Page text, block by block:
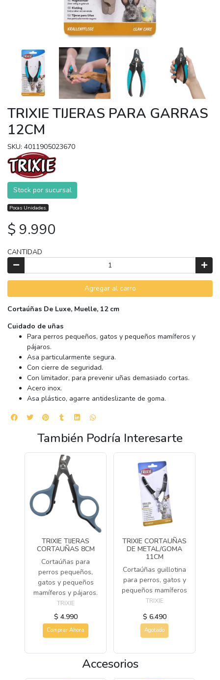
TRIXIE TIJERAS PARA GARRAS
12CM
SKU: 4011905023670
Stock por sucursal
Pocas Unidades.
$ 9.990
CANTIDAD
Agregar al carro
Cortaúñas De Luxe, Muelle, 12 cm
Cuidado de uñas
Para perros pequeños, gatos y pequeños mamíferos y
pájaros.
Asa particularmente segura.
Con cierre de seguridad.
Con limitador, para prevenir uñas demasiado cortas.
Acero inox.
Asa plástico, agarre antideslizante de goma.
También Podría Interesarte
TRIXIE TIJERAS
CORTAUÑAS 8CM
Cortaúñas para
perros pequeños,
gatos y pequeños
mamíferos y pájaros.
TRIXIE
$ 4.990
Comprar Ahora
TRIXIE CORTAUÑAS
DE METAL/GOMA
11CM
Cortaúñas guillotina
para perros, gatos y
pequeños mamíferos
TRIXIE
$ 6.490
Agotado
Accesorios